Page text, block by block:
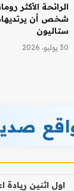
الرائحة الأكثر
شخص أن
ستاليون
30 يوليو، 2026
اول اثنين ريادة